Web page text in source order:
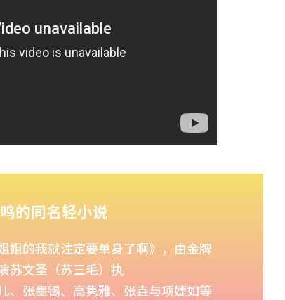
的同名轻小说
姐的我就注定要单身了啊》，由金牌
苏文圣（苏三毛）执
、张墨锡、高隽雅、张垚与项婕如等